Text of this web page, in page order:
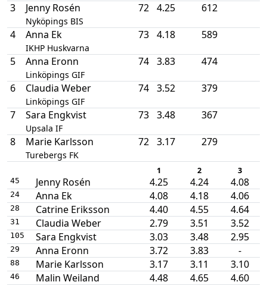
3 Jenny Rosén
Nyköpings BIS
72 4.25 612
4 Anna Ek
IKHP Huskvarna
73 4.18 589
5 Anna Eronn
Linköpings GIF
74 3.83 474
6 Claudia Weber
Linköpings GIF
74 3.52 379
7 Sara Engkvist
Upsala IF
73 3.48 367
8 Marie Karlsson
Turebergs FK
72 3.17 279
1 2 3
45 Jenny Rosén 4.25 4.24 4.08
24 Anna Ek 4.08 4.18 4.06
28 Catrine Eriksson 4.40 4.55 4.64
31 Claudia Weber 2.79 3.51 3.52
105 Sara Engkvist 3.03 3.48 2.95
29 Anna Eronn 3.72 3.83 -
88 Marie Karlsson 3.17 3.11 3.10
46 Malin Weiland 4.48 4.65 4.60